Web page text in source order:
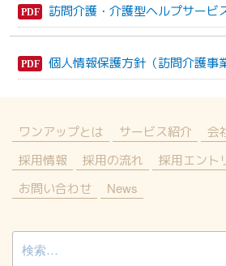
訪問介護・介護型ヘルプサービ
個人情報保護方針（訪問介護事
ワンアップとは サービス紹介 会
採用情報
採用の流れ
採用エント
お問い合わせ
News
索: